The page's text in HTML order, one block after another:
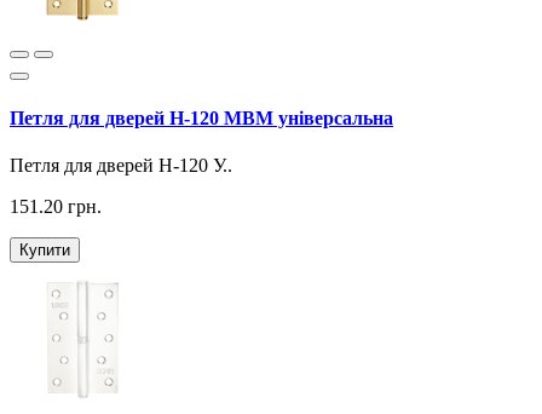
Петля для дверей H-120 МВМ універсальна
Петля для дверей H-120 У..
151.20 грн.
Купити